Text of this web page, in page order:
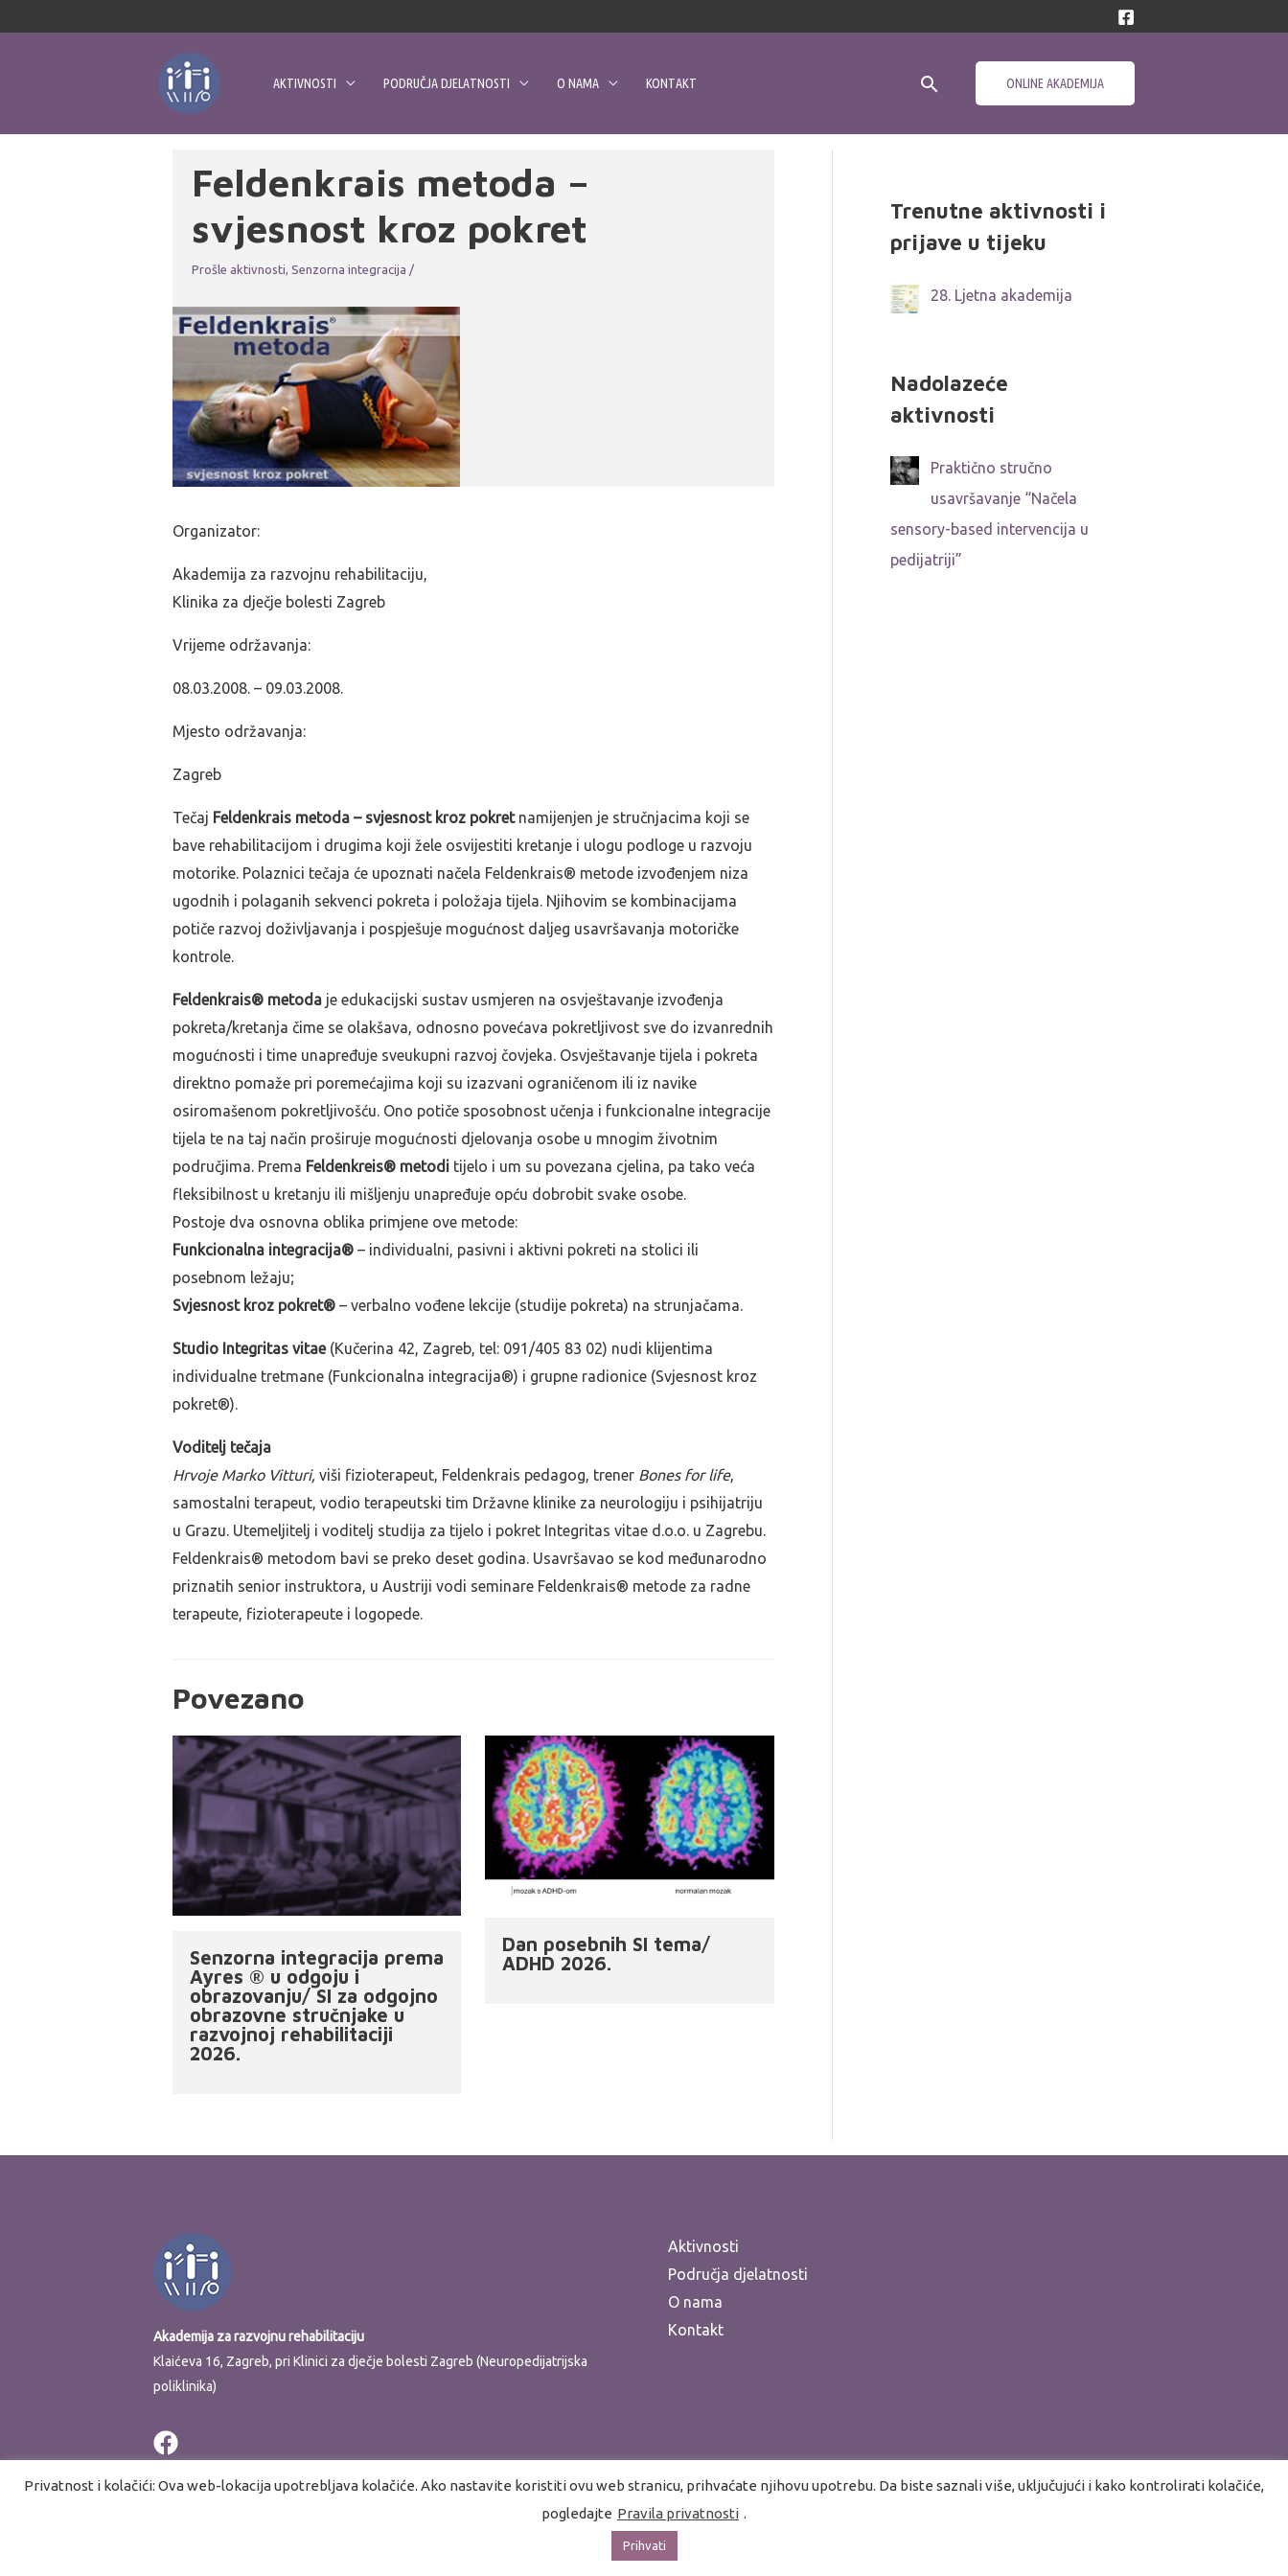
AKTIVNOSTI PODRUČJA DJELATNOSTI O NAMA KONTAKT Search ONLINE AKADEMIJA
Feldenkrais metoda –
svjesnost kroz pokret
Prošle aktivnosti, Senzorna integracija /
Organizator:
Akademija za razvojnu rehabilitaciju,
Klinika za dječje bolesti Zagreb
Vrijeme održavanja:
08.03.2008. – 09.03.2008.
Mjesto održavanja:
Zagreb
Tečaj Feldenkrais metoda – svjesnost kroz pokret namijenjen je stručnjacima koji se
bave rehabilitacijom i drugima koji žele osvijestiti kretanje i ulogu podloge u razvoju
motorike. Polaznici tečaja će upoznati načela Feldenkrais® metode izvođenjem niza
ugodnih i polaganih sekvenci pokreta i položaja tijela. Njihovim se kombinacijama
potiče razvoj doživljavanja i pospješuje mogućnost daljeg usavršavanja motoričke
kontrole.
Feldenkrais® metoda je edukacijski sustav usmjeren na osvještavanje izvođenja
pokreta/kretanja čime se olakšava, odnosno povećava pokretljivost sve do izvanrednih
mogućnosti i time unapređuje sveukupni razvoj čovjeka. Osvještavanje tijela i pokreta
direktno pomaže pri poremećajima koji su izazvani ograničenom ili iz navike
osiromašenom pokretljivošću. Ono potiče sposobnost učenja i funkcionalne integracije
tijela te na taj način proširuje mogućnosti djelovanja osobe u mnogim životnim
područjima. Prema Feldenkreis® metodi tijelo i um su povezana cjelina, pa tako veća
fleksibilnost u kretanju ili mišljenju unapređuje opću dobrobit svake osobe.
Postoje dva osnovna oblika primjene ove metode:
Funkcionalna integracija® – individualni, pasivni i aktivni pokreti na stolici ili
posebnom ležaju;
Svjesnost kroz pokret® – verbalno vođene lekcije (studije pokreta) na strunjačama.
Studio Integritas vitae (Kučerina 42, Zagreb, tel: 091/405 83 02) nudi klijentima
individualne tretmane (Funkcionalna integracija®) i grupne radionice (Svjesnost kroz
pokret®).
Voditelj tečaja
Hrvoje Marko Vitturi, viši fizioterapeut, Feldenkrais pedagog, trener Bones for life,
samostalni terapeut, vodio terapeutski tim Državne klinike za neurologiju i psihijatriju
u Grazu. Utemeljitelj i voditelj studija za tijelo i pokret Integritas vitae d.o.o. u Zagrebu.
Feldenkrais® metodom bavi se preko deset godina. Usavršavao se kod međunarodno
priznatih senior instruktora, u Austriji vodi seminare Feldenkrais® metode za radne
terapeute, fizioterapeute i logopede.
Povezano
Senzorna integracija prema
Ayres ® u odgoju i
obrazovanju/ SI za odgojno
obrazovne stručnjake u
razvojnoj rehabilitaciji
2026.
Dan posebnih SI tema/
ADHD 2026.
Trenutne aktivnosti i
prijave u tijeku
28. Ljetna akademija
Nadolazeće
aktivnosti
Praktično stručno
usavršavanje “Načela
sensory-based intervencija u
pedijatriji”
Akademija za razvojnu rehabilitaciju
Klaićeva 16, Zagreb, pri Klinici za dječje bolesti Zagreb (Neuropedijatrijska
poliklinika)
Aktivnosti
Područja djelatnosti
O nama
Kontakt
Privatnost i kolačići: Ova web-lokacija upotrebljava kolačiće. Ako nastavite koristiti ovu web stranicu, prihvaćate njihovu upotrebu. Da biste saznali više, uključujući i kako kontrolirati kolačiće,
pogledajte Pravila privatnosti .
Prihvati